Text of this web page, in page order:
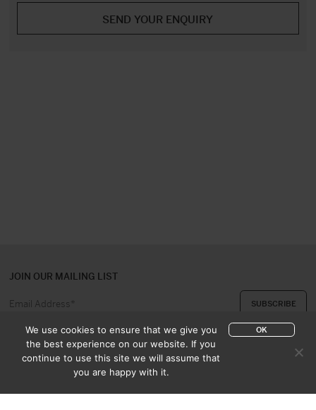
JOIN OUR MAILING LIST
We use cookies to ensure that we give you
the best experience on our website. If you
continue to use this site we will assume that
you are happy with it.
OK